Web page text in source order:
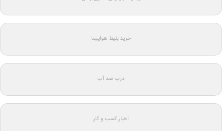
خرید بلیط هواپیما
درب ضد آب
اخبار کسب و کار